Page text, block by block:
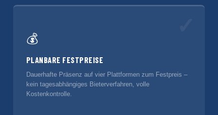
💰
PLANBARE FESTPREISE
Dauerhafte Präsenz auf vier Plattformen zum Festpreis –
kein tagesabhängiges Bieterverfahren, volle
Kostenkontrolle.